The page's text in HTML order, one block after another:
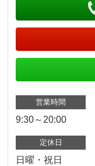
営業時間
9:30～20:00
定休日
日曜・祝日